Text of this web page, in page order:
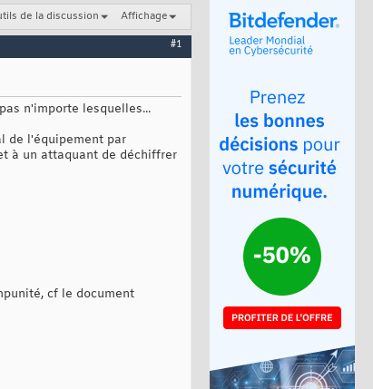
de la discussion Affichage
#1
n'importe lesquelles...
de l'équipement par
à un attaquant de déchiffrer
cf le document